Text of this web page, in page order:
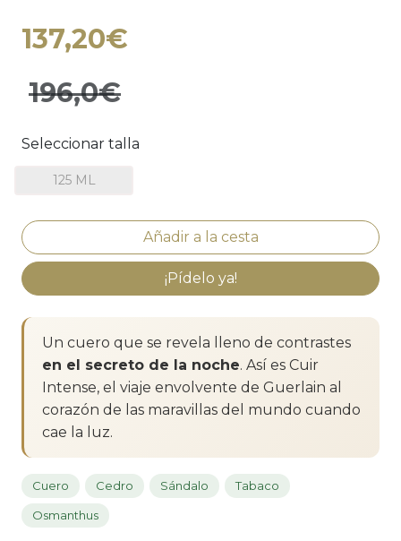
137,20€
196,0€
Seleccionar talla
125 ML
¡Pídelo ya!
Un cuero que se revela lleno de contrastes
en el secreto de la noche. Así es Cuir
Intense, el viaje envolvente de Guerlain al
corazón de las maravillas del mundo cuando
cae la luz.
Cuero Cedro Sándalo Tabaco
Osmanthus